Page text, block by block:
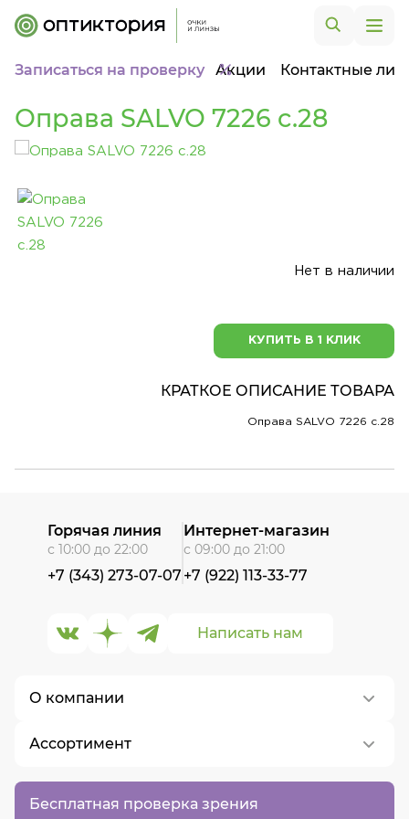
Записаться на проверку Акции Контактные
Оправа SALVO 7226 c.28
Нет в наличии
КУПИТЬ В 1 КЛИК
КРАТКОЕ ОПИСАНИЕ ТОВАРА
Оправа SALVO 7226 c.28
Бесплатная проверка зрения
О компании
О нас
Контакты
Вакансии
Ассортимент
Написать нам
Горячая линия
с 10:00 до 22:00
+7 (343) 273-07-07
Интернет-магазин
с 09:00 до 21:00
+7 (922) 113-33-77